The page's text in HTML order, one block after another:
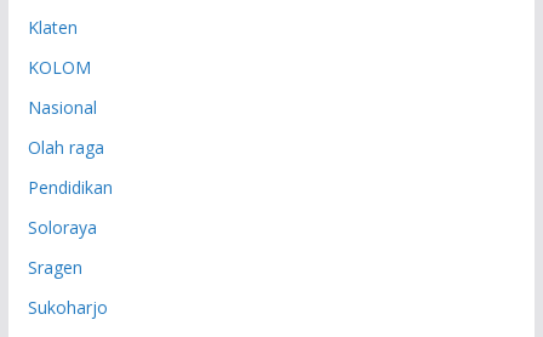
Klaten
KOLOM
Nasional
Olah raga
Pendidikan
Soloraya
Sragen
Sukoharjo